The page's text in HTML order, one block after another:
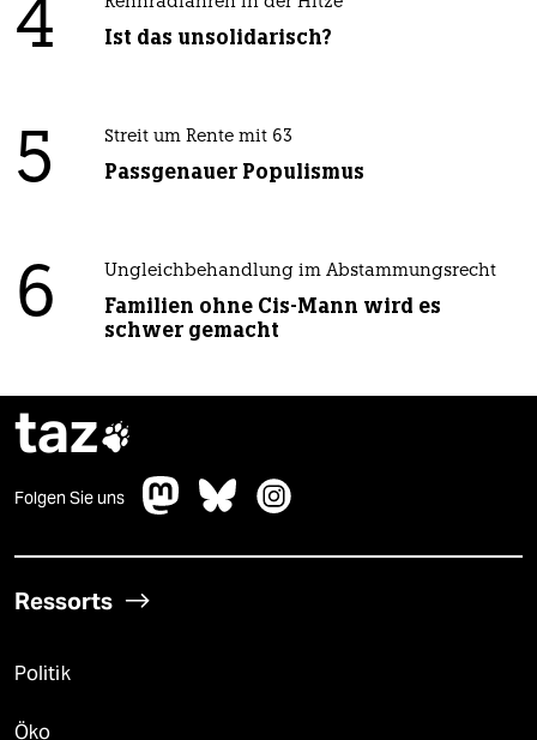
4 Ist das unsolidarisch?
5 Streit um Rente mit 63
Passgenauer Populismus
6 Ungleichbehandlung im Abstammungsrecht
Familien ohne Cis-Mann wird es
schwer gemacht
taz
Folgen Sie uns
Ressorts
Politik
Öko